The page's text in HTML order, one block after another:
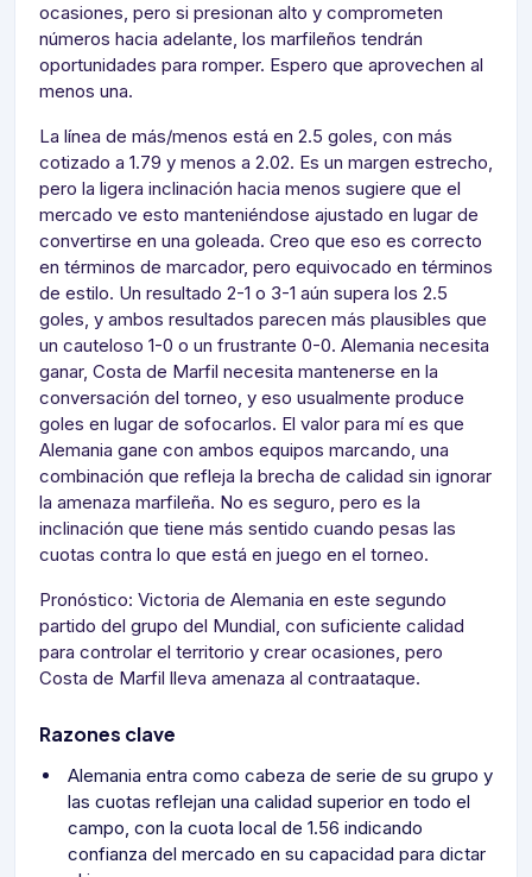
ocasiones, pero si presionan alto y comprometen
números hacia adelante, los marfileños tendrán
oportunidades para romper. Espero que aprovechen al
menos una.
La línea de más/menos está en 2.5 goles, con más
cotizado a 1.79 y menos a 2.02. Es un margen estrecho,
pero la ligera inclinación hacia menos sugiere que el
mercado ve esto manteniéndose ajustado en lugar de
convertirse en una goleada. Creo que eso es correcto
en términos de marcador, pero equivocado en términos
de estilo. Un resultado 2-1 o 3-1 aún supera los 2.5
goles, y ambos resultados parecen más plausibles que
un cauteloso 1-0 o un frustrante 0-0. Alemania necesita
ganar, Costa de Marfil necesita mantenerse en la
conversación del torneo, y eso usualmente produce
goles en lugar de sofocarlos. El valor para mí es que
Alemania gane con ambos equipos marcando, una
combinación que refleja la brecha de calidad sin ignorar
la amenaza marfileña. No es seguro, pero es la
inclinación que tiene más sentido cuando pesas las
cuotas contra lo que está en juego en el torneo.
Pronóstico: Victoria de Alemania en este segundo
partido del grupo del Mundial, con suficiente calidad
para controlar el territorio y crear ocasiones, pero
Costa de Marfil lleva amenaza al contraataque.
Razones clave
Alemania entra como cabeza de serie de su grupo y
las cuotas reflejan una calidad superior en todo el
campo, con la cuota local de 1.56 indicando
confianza del mercado en su capacidad para dictar